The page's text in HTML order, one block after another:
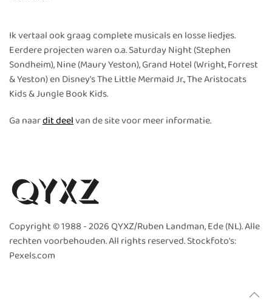
Ik vertaal ook graag complete musicals en losse liedjes.
Eerdere projecten waren o.a. Saturday Night (Stephen
Sondheim), Nine (Maury Yeston), Grand Hotel (Wright, Forrest
& Yeston) en Disney's The Little Mermaid Jr., The Aristocats
Kids & Jungle Book Kids.
Ga naardit deelvan de site voor meer informatie.
Copyright © 1988 -2026 QYXZ/Ruben Landman, Ede (NL). Alle
rechten voorbehouden. All rights reserved. Stockfoto's:
Pexels.com